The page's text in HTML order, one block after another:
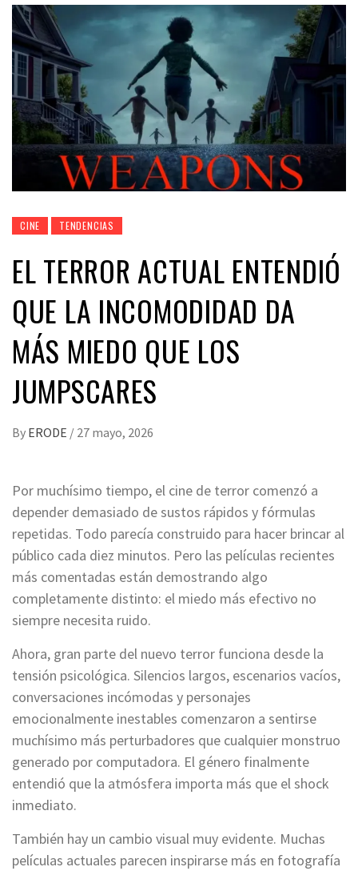
CINE TENDENCIAS
EL TERROR ACTUAL ENTENDIÓ
QUE LA INCOMODIDAD DA
MÁS MIEDO QUE LOS
JUMPSCARES
By ERODE / 27 mayo, 2026
Por muchísimo tiempo, el cine de terror comenzó a
depender demasiado de sustos rápidos y fórmulas
repetidas. Todo parecía construido para hacer brincar al
público cada diez minutos. Pero las películas recientes
más comentadas están demostrando algo
completamente distinto: el miedo más efectivo no
siempre necesita ruido.
Ahora, gran parte del nuevo terror funciona desde la
tensión psicológica. Silencios largos, escenarios vacíos,
conversaciones incómodas y personajes
emocionalmente inestables comenzaron a sentirse
muchísimo más perturbadores que cualquier monstruo
generado por computadora. El género finalmente
entendió que la atmósfera importa más que el shock
inmediato.
También hay un cambio visual muy evidente. Muchas
películas actuales parecen inspirarse más en fotografía